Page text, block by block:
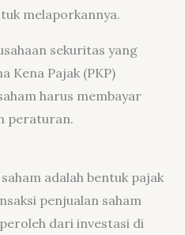
melaporkannya.
sekuritas yang
Kena Pajak (PKP)
harus membayar
peraturan.
adalah bentuk pajak
penjualan saham
dari investasi di